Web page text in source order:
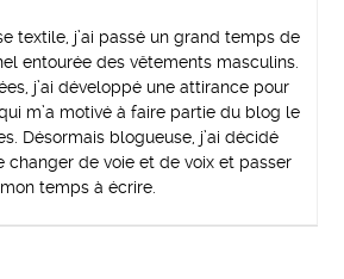
textile, j’ai passé un grand temps de
entourée des vêtements masculins.
j’ai développé une attirance pour
m’a motivé à faire partie du blog le
Désormais blogueuse, j’ai décidé
de voie et de voix et passer
mon temps à écrire.